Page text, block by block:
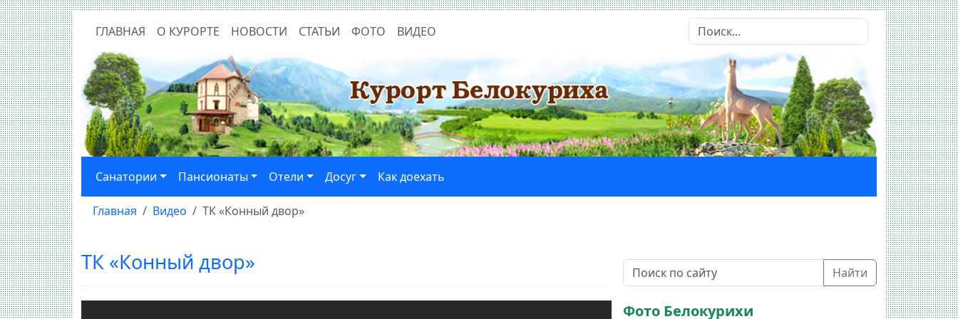
ГЛАВНАЯ О КУРОРТЕ НОВОСТИ СТАТЬИ ФОТО ВИДЕО
Санатории Пансионаты Отели Досуг Как доехать
Главная Видео ТК «Конный двор»
ТК «Конный двор» Найти
Фото Белокурихи